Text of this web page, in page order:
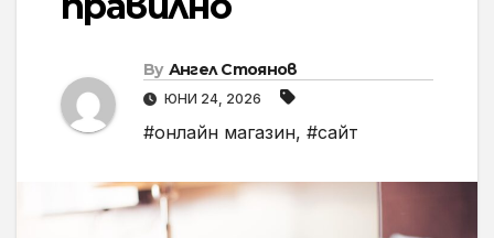
By Ангел Стоянов
ЮНИ 24, 2026
#онлайн магазин, #сайт